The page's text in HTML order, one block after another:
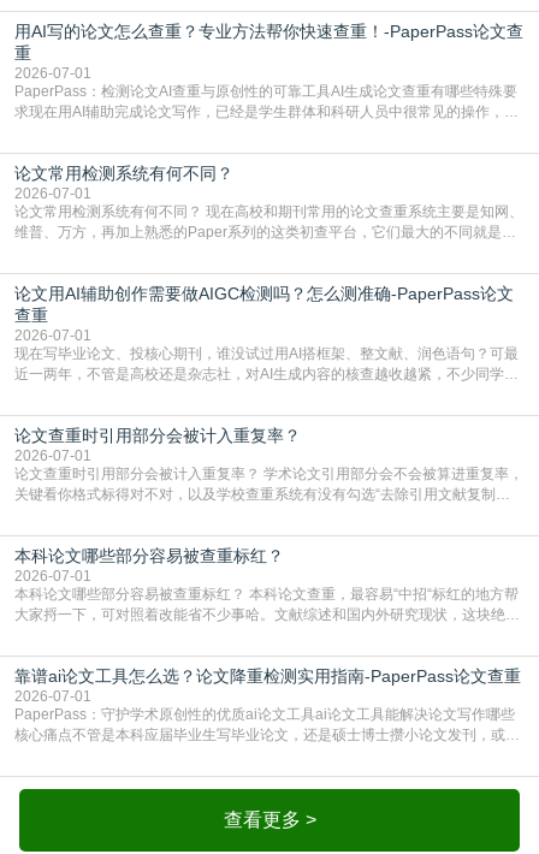
实际情况和大家想的不太一样。AI训练依赖海量公开学术文献、网络内容，生成
内容本质是按照语义概率拼接已有内容，很容易和已发布的作品撞重复，甚至会
直接引用整段已有内容，所以查重率偏高是
用AI写的论文怎么查重？专业方法帮你快速查重！-PaperPass论文查
重
2026-07-01
PaperPass：检测论文AI查重与原创性的可靠工具AI生成论文查重有哪些特殊要
求现在用AI辅助完成论文写作，已经是学生群体和科研人员中很常见的操作，不
但很多人忽略了，AI生成的内容天生带有重复风险——训练AI的数据集本身就包
含大量已公开的学术内容、网络原创内容，AI输出内容时很容易无意识拼接出重
复片
论文常用检测系统有何不同？
2026-07-01
论文常用检测系统有何不同？ 现在高校和期刊常用的论文查重系统主要是知网、
维普、万方，再加上熟悉的Paper系列的这类初查平台，它们最大的不同就是数
查数值误导。知网（CNKI）是学校定稿检测的绝对主流。本科用PMLC，含大学
生联合比对库，能比历届学长论文，硕博用VIP/TMLC，含学术论文联合比对
库，期刊投稿用AMLMC/SML
论文用AI辅助创作需要做AIGC检测吗？怎么测准确-PaperPass论文
查重
2026-07-01
现在写毕业论文、投核心期刊，谁没试过用AI搭框架、整文献、润色语句？可最
近一两年，不管是高校还是杂志社，对AI生成内容的核查越收越紧，不少同学投
真的太亏。提前做AIGC检测，已经成了很多过来人交稿前必做的一步。为什么
AIGC检测成了论文答辩投稿前的必备项？可能还有不少人觉得，我就用AI搭了个
框架，内容都是自己写的，至于做AIG
论文查重时引用部分会被计入重复率？
2026-07-01
论文查重时引用部分会被计入重复率？ 学术论文引用部分会不会被算进重复率，
关键看你格式标得对不对，以及学校查重系统有没有勾选“去除引用文献复制
独占一行，每条文献用[1][2]方括号编号、与正文一一对应，著录项符合GB/T
7714（作者、题名、刊名、年、卷期、页码齐全，标点用半角）；查重系统识别
成功后通常把这段标为引用，
本科论文哪些部分容易被查重标红？
2026-07-01
本科论文哪些部分容易被查重标红？ 本科论文查重，最容易“中招“标红的地方帮
大家捋一下，可对照着改能省不少事哈。文献综述和国内外研究现状，这块绝对
乎一模一样的话，你要是直接复制百度百科、教材或别人写好的综述段落，系统
一抓一个准，整段飘红。研究背景、意义和方法描述也是不可避免，比如“本文采
用问卷调查法““运用SPSS软件进行数据分
靠谱ai论文工具怎么选？论文降重检测实用指南-PaperPass论文查重
2026-07-01
PaperPass：守护学术原创性的优质ai论文工具ai论文工具能解决论文写作哪些
核心痛点不管是本科应届毕业生写毕业论文，还是硕士博士攒小论文发刊，或是
自己逐句读逐句改，熬好几个大夜不说，还经常改不到点上，交上去才发现重复
率超标，再返工太折腾。现在有了成熟的ai论文工具，这些痛点基本都能高效解
决。靠谱的ai论文工具，不止能帮你梳查看更多 >